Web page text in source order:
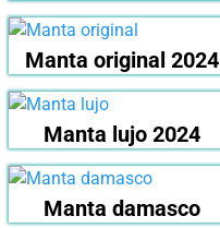
Manta original 2024
Manta lujo 2024
Manta damasco